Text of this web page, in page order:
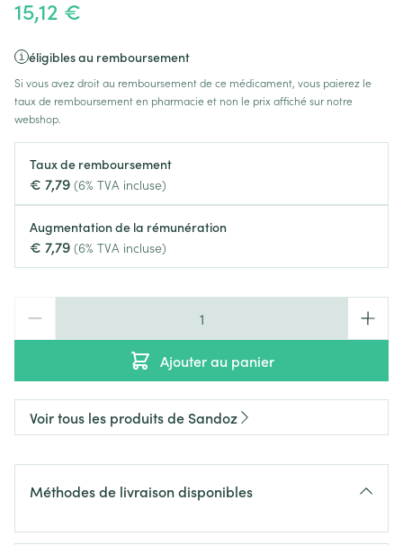
15,12 €
éligibles au remboursement
Si vous avez droit au remboursement de ce médicament, vous paierez le
taux de remboursement en pharmacie et non le prix affiché sur notre
webshop.
Taux de remboursement
€ 7,79 (6% TVA incluse)
Augmentation de la rémunération
€ 7,79 (6% TVA incluse)
Ajouter au panier
Voir tous les produits de Sandoz
Méthodes de livraison disponibles